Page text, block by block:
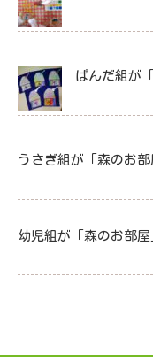
ぱんだ組が
うさぎ組が「森のお部
幼児組が「森のお部屋